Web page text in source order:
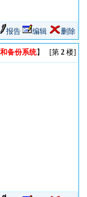
报告 编辑 删除
备份系统】 [第 2楼]